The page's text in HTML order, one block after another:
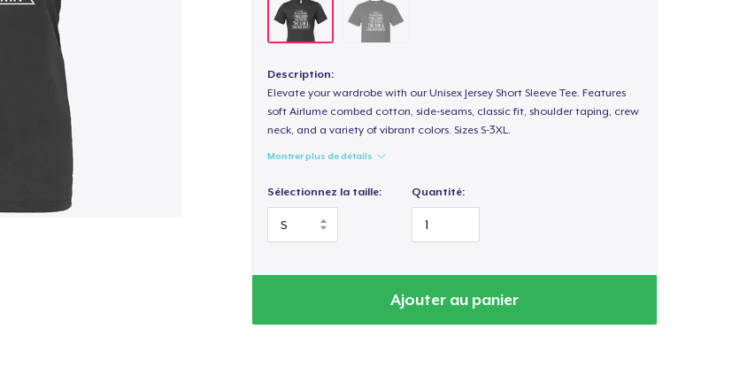
Description:
Elevate your wardrobe with our Unisex Jersey Short Sleeve Tee. Features
soft Airlume combed cotton, side-seams, classic fit, shoulder taping, crew
neck, and a variety of vibrant colors. Sizes S-3XL.
Montrer plus de détails
Sélectionnez la taille: Quantité:
Ajouter au panier